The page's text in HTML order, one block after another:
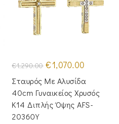
€1,290.00 Original
price
was:
€1,290.00.
€1,070.00
είναι:
€1,070.00.
Σταυρός Με Αλυσίδα
40cm Γυναικείος Χρυσός
Κ14 Διπλής Όψης AFS-
20360Y